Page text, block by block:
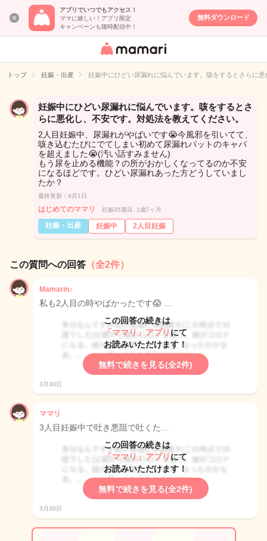
アプリでいつでもアクセス！
ママに嬉しい！アプリ限定
キャンペーンも随時配信中！
無料ダウンロード
女性専用匿名QA
イト
トップ 妊娠・出産 妊娠中にひどい尿漏れに悩んでいます。咳をするとさらに
妊娠中にひどい尿漏れに悩んでいます。咳をするとさ
らに悪化し、不安です。対処法を教えてください。
2人目妊娠中、尿漏れがやばいです😭今風邪を引いてて、
咳き込むたびにでてしまい初めて尿漏れパットのキャパ
を超えました😭(汚い話すみません)
もう尿を止める機能？の所がおかしくなってるのか不安
になるほどです。ひどい尿漏れあった方どうしていまし
たか？
最終更新：4月1日
はじめてのママリ 妊娠35週目, 1歳7ヶ月
妊娠・出産 妊娠中 2人目妊娠
この質問への回答 （全2件）
Mamarin♪
私も2人目の時やばかったです😱 …
この回答の続きは
「ママリ」アプリ にて
お読みいただけます！
無料で続きを見る(全2件)
3月30日
ママリ
3人目妊娠中で吐き悪阻で吐くた…
この回答の続きは
「ママリ」アプリ にて
お読みいただけます！
無料で続きを見る(全2件)
3月30日